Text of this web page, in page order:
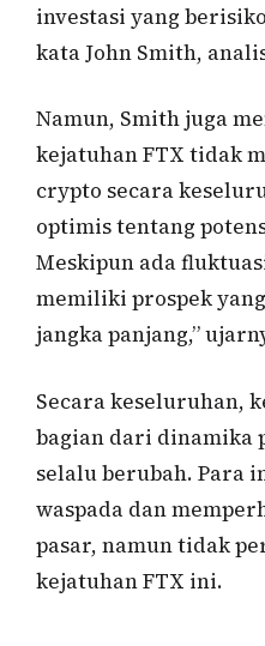
investasi yang
kata John Smith,
Namun, Smith juga
kejatuhan FTX tidak
crypto secara
optimis tentang
Meskipun ada
memiliki prospek
jangka panjang,”
Secara keseluruhan,
bagian dari dinamika
selalu berubah. Para
waspada dan
pasar, namun tidak
kejatuhan FTX ini.